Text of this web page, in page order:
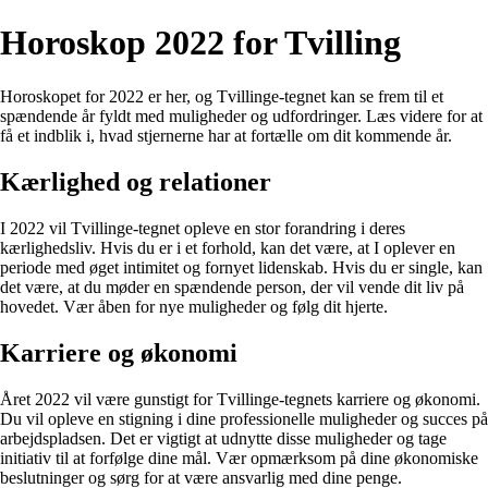
Horoskop 2022 for Tvilling
Horoskopet for 2022 er her, og Tvillinge-tegnet kan se frem til et
spændende år fyldt med muligheder og udfordringer. Læs videre for at
få et indblik i, hvad stjernerne har at fortælle om dit kommende år.
Kærlighed og relationer
I 2022 vil Tvillinge-tegnet opleve en stor forandring i deres
kærlighedsliv. Hvis du er i et forhold, kan det være, at I oplever en
periode med øget intimitet og fornyet lidenskab. Hvis du er single, kan
det være, at du møder en spændende person, der vil vende dit liv på
hovedet. Vær åben for nye muligheder og følg dit hjerte.
Karriere og økonomi
Året 2022 vil være gunstigt for Tvillinge-tegnets karriere og økonomi.
Du vil opleve en stigning i dine professionelle muligheder og succes på
arbejdspladsen. Det er vigtigt at udnytte disse muligheder og tage
initiativ til at forfølge dine mål. Vær opmærksom på dine økonomiske
beslutninger og sørg for at være ansvarlig med dine penge.